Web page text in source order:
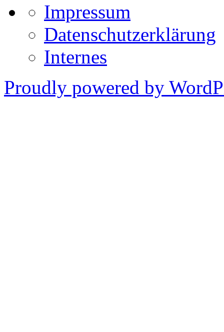
Impressum
Datenschutzerklärung
Internes
Proudly powered by